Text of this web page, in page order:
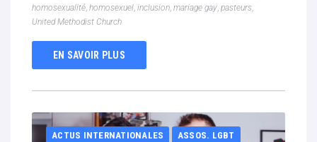
homosexualité, homosexuel, inclusion, mariage gay, pasteurs,
United Methodist Church
EN SAVOIR PLUS
ACTUS INTERNATIONALES
ASSOS. LGBT